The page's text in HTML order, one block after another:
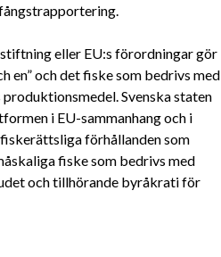
eller EU:s förordningar gör
en” och det fiske som bedrivs med
Svenska staten
i EU-sammanhang och i
förhållanden som
fiske som bedrivs med
och tillhörande byråkrati för